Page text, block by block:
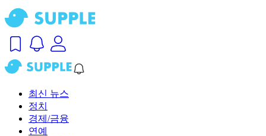
최신 뉴스
정치
경제/금융
연예